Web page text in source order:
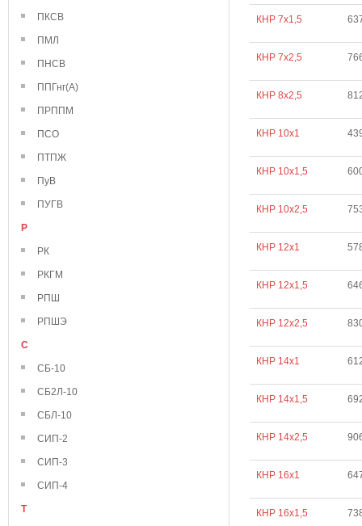
ПКСВ
ПМЛ
ПНСВ
ППГнг(А)
ПРППМ
ПСО
ПТПЖ
ПуВ
ПУГВ
Р
РК
РКГМ
РПШ
РПШЭ
С
СБ-10
СБ2Л-10
СБЛ-10
СИП-2
СИП-3
СИП-4
Т
КНР 7х1,5
КНР 7х2,5
КНР 8х2,5
КНР 10х1
КНР 10х1,5
КНР 10х2,5
КНР 12х1
КНР 12х1,5
КНР 12х2,5
КНР 14х1
КНР 14х1,5
КНР 14х2,5
КНР 16х1
КНР 16х1,5